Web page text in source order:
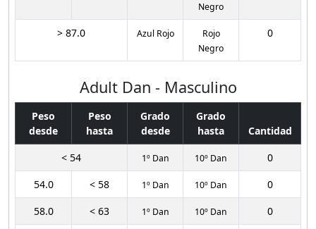
Negro
> 87.0 Azul Rojo
Rojo
Negro
0
Adult Dan - Masculino
Peso
desde
Peso
hasta
Grado
desde
Grado
hasta
Cantidad
< 54
1º Dan 10º Dan
0
54.0
< 58 1º Dan 10º Dan
0
58.0
< 63 1º Dan 10º Dan
0